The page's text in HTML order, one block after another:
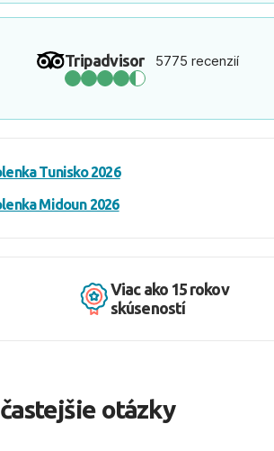
Tripadvisor 5775 recenzií
Tunisko 2026
Midoun 2026
Viac ako 15 rokov
skúseností
otázky